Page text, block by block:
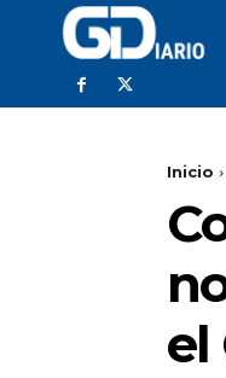
Inicio
el